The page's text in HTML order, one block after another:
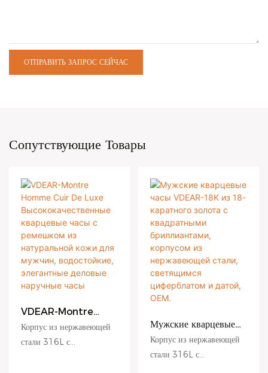
ОТПРАВИТЬ ЗАПРОС СЕЙЧАС
Сопутствующие Товары
VDEAR-Montre
Homme Cuir De
Высококачественные
Корпус из нержавеющей
стали 316L с
Мужские кварцевые
часы VDEAR-18K из
18-каратного золота с
квадратными
Корпус из нержавеющей
стали 316L с